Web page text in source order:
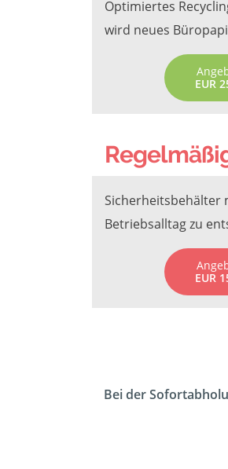
Optimiertes
wird neues
EUR
Sicherheitsbehälter
Betriebsalltag zu
EUR
Bei der